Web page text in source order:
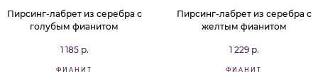
Пирсинг-лабрет из серебра с
голубым фианитом
1 185 р.
ФИАНИТ
Пирсинг-лабрет из серебра с
желтым фианитом
1 229 р.
ФИАНИТ